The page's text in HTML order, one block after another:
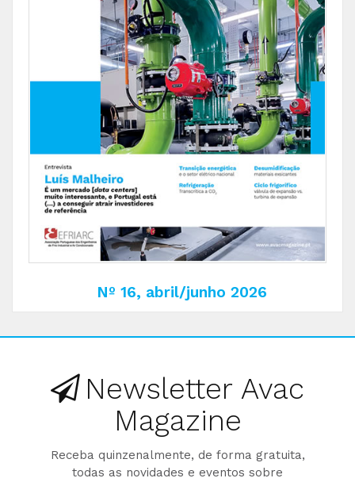
Nº 16, abril/junho 2026
Newsletter Avac
Magazine
Receba quinzenalmente, de forma gratuita,
todas as novidades e eventos sobre